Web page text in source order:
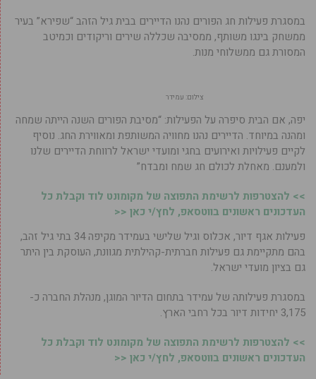
במסגרת פעילות חג הפורים נהנו הדיירים בבית גיל הזהב “שפירא” בעיר
ממשחק בינגו משותף, ממסיבה שכללה שירים וריקודים וכמיטב
המסורת גם ממשלוחי מנות.
צילום: עמידר
יפה, אם הבית סיפרה על הפעילות: “מסיבת הפורים השנה הייתה שמחה
ומהנה במיוחד. הדיירים נהנו מחוויה המשותפת ומאווירת החג. נוסיף
לקיים פעילויות ואירועים בחגי ומועדי ישראל לרווחת הדיירים שלנו
ולמענם. מאחלת לכולם חג שמח ומבדח”
>> להצטרפות לרשימת התפוצה של מקומונט לוד וקבלת כל
העדכונים ראשונים בווטסאפ, לחץ/י כאן <<
פעילות אגף דיור, אכלוס וגיל שלישי בעמידר מקיפה 34 בתי גיל זהב,
בהם מתקיימת גם פעילות חברתית-קהילתית מגוונת, העוסקת בין היתר
גם בציון מועדי ישראל.
במסגרת פעילותה של עמידר בתחום הדיור המוגן, מנהלת החברה כ-
3,175 יחידות דיור בכל רחבי הארץ.
>> להצטרפות לרשימת התפוצה של מקומונט לוד וקבלת כל
העדכונים ראשונים בווטסאפ, לחץ/י כאן <<